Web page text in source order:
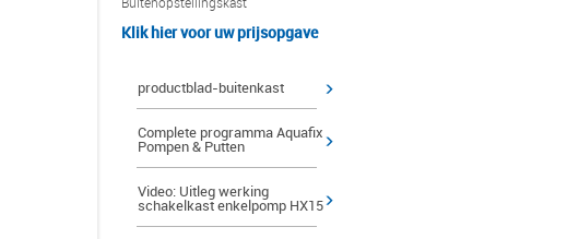
Klik hier voor uw prijsopgave
productblad-buitenkast
Complete programma Aquafix
Pompen & Putten
Video: Uitleg werking
schakelkast enkelpomp HX15